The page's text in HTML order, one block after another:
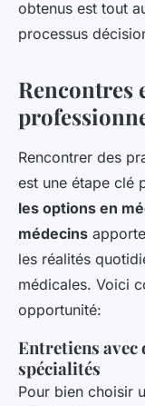
obtenus est tout
processus
Rencontres
Rencontrer des
est une étape clé
les options en
médecins
les réalités
médicales. Voici
opportunité:
Entretiens avec
spécialités
Pour bien choisir